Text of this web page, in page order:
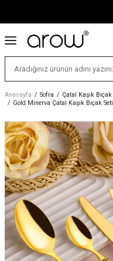
Anasayfa / Sofra / Çatal Kaşık Bıçak
/ Gold Minerva Çatal Kaşık Bıçak Seti